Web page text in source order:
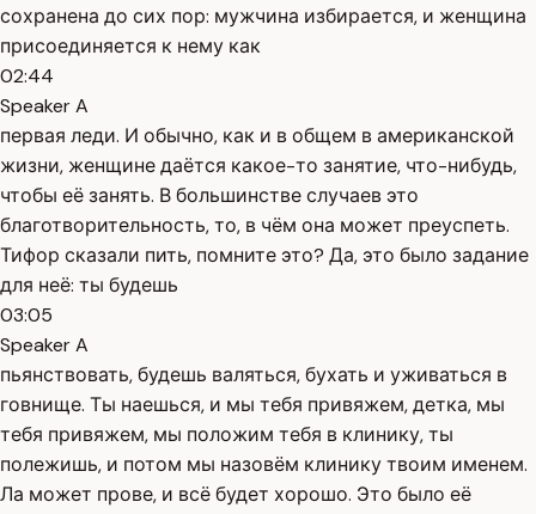
сохранена до сих пор: мужчина избирается, и женщина
присоединяется к нему как
02:44
Speaker A
первая леди. И обычно, как и в общем в американской
жизни, женщине даётся какое-то занятие, что-нибудь,
чтобы её занять. В большинстве случаев это
благотворительность, то, в чём она может преуспеть.
Тифор сказали пить, помните это? Да, это было задание
для неё: ты будешь
03:05
Speaker A
пьянствовать, будешь валяться, бухать и уживаться в
говнище. Ты наешься, и мы тебя привяжем, детка, мы
тебя привяжем, мы положим тебя в клинику, ты
полежишь, и потом мы назовём клинику твоим именем.
Ла может прове, и всё будет хорошо. Это было её